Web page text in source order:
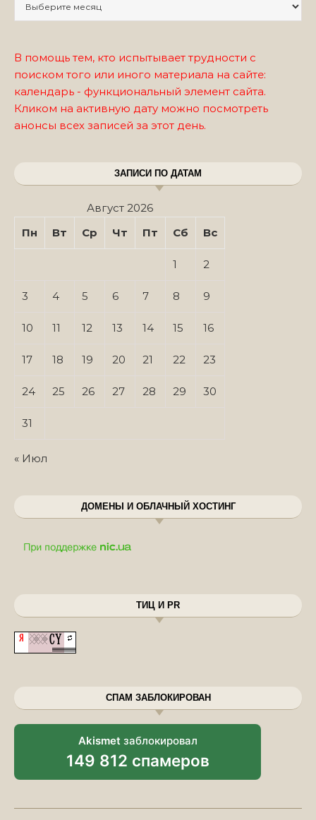
В помощь тем, кто испытывает трудности с
поиском того или иного материала на сайте:
календарь - функциональный элемент сайта.
Кликом на активную дату можно посмотреть
анонсы всех записей за этот день.
ЗАПИСИ ПО ДАТАМ
Август 2026
Пн
Вт Ср Чт Пт Сб Вс
1 2
3 4 5 6 7 8 9
10 11 12 13 14 15 16
17 18 19 20 21 22 23
24 25 26 27 28 29 30
31
« Июл
ДОМЕНЫ И ОБЛАЧНЫЙ ХОСТИНГ
ТИЦ И PR
СПАМ ЗАБЛОКИРОВАН
Akismet заблокировал
149 812 спамеров